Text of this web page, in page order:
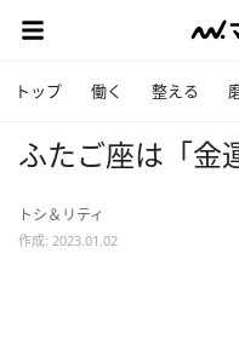
トップ 働く 整える
ふたご座は「金
トシ＆リティ
作成: 2023.01.02